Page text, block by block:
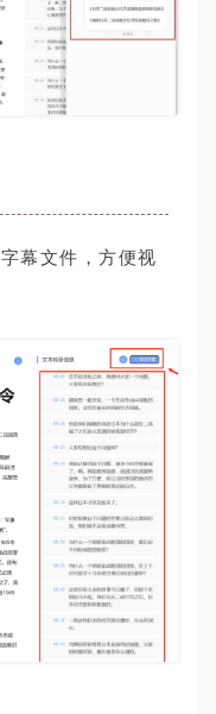
字幕文件，方便视